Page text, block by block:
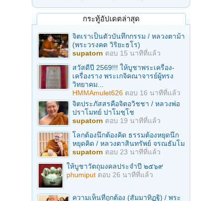
กระทู้อัปเดตล่าสุด
จิตเราเป็นตัวบันทึกกรรม / หลวงตาม้า
(พระวรงคต วิริยะธโร)
supatorn ตอบ 15 นาทีที่แล้ว
สวัสดีปี 2569!!! ให้บูชาพระเครื่อง-
เครื่องราง พระเกจิคณาจารย์ผู้ทรง
วิทยาคม...
HMMAmulet626 ตอบ 16 นาทีที่แล้ว
จิตประภัสสรคือจิตอวิชชา / หลวงพ่อ
ปราโมทย์ ปาโมชฺโช
supatorn ตอบ 19 นาทีที่แล้ว
โลกต้องนึกต้องคิด ธรรมต้องหยุดนึก
หยุดคิด / หลวงตาสินทรัพย์ จรณธัมโม
supatorn ตอบ 23 นาทีที่แล้ว
ให้บูชาวัตถุมงคลประจำปี ๒๕๖๙
phumiput ตอบ 26 นาทีที่แล้ว
ความเห็นที่ถูกต้อง (สัมมาทิฏฐิ) / พระ